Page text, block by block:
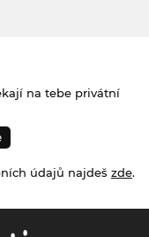
na tebe privátní
údajů najdeš zde.